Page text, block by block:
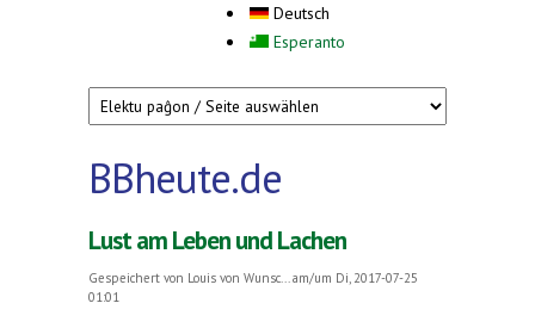
Deutsch
Esperanto
BBheute.de
Lust am Leben und Lachen
Gespeichert von Louis von Wunsc...
am/um Di, 2017-07-25
01:01